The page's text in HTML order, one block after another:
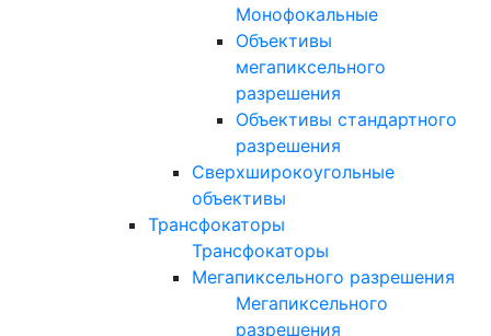
Монофокальные
Объективы
мегапиксельного
разрешения
Объективы стандартного
разрешения
Сверхширокоугольные
объективы
Трансфокаторы
Трансфокаторы
Мегапиксельного разрешения
Мегапиксельного
разрешения